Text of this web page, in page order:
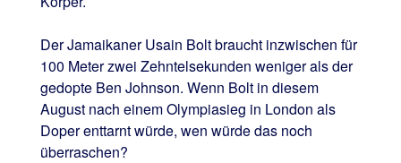
Der Jamaikaner Usain Bolt braucht inzwischen für
100 Meter zwei Zehntelsekunden weniger als der
gedopte Ben Johnson. Wenn Bolt in diesem
August nach einem Olympiasieg in London als
Doper enttarnt würde, wen würde das noch
überraschen?